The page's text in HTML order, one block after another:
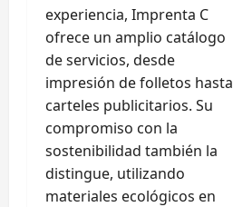
experiencia, Imprenta C
ofrece un amplio catálogo
de servicios, desde
impresión de folletos hasta
carteles publicitarios. Su
compromiso con la
sostenibilidad también la
distingue, utilizando
materiales ecológicos en